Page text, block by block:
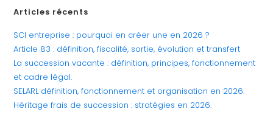
Articles récents
SCI entreprise : pourquoi en créer une en 2026 ?
Article 83 : définition, fiscalité, sortie, évolution et transfert
La succession vacante : définition, principes, fonctionnement
et cadre légal.
SELARL définition, fonctionnement et organisation en 2026.
Héritage frais de succession : stratégies en 2026.